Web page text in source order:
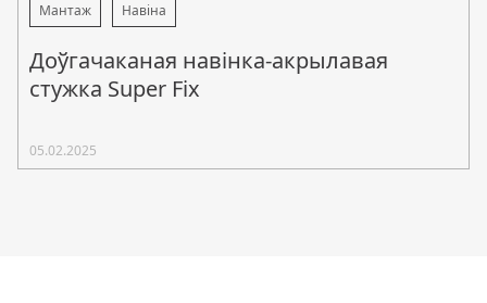
Мантаж Навіна
Доўгачаканая навінка-акрылавая
стужка Super Fix
05.02.2025